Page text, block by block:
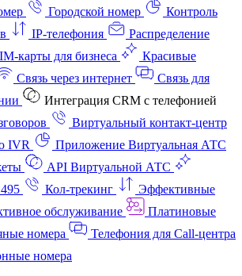
Городской номер
Контроль
IP-телефония
Распределение
карты для бизнеса
Красивые
Связь через интернет
Связь для
Интеграция CRM с телефонией
Виртуальный контакт‑центр
IVR
Приложение Виртуальная АТС
API Виртуальной АТС
Кол-трекинг
Эффективные
обслуживание
Платиновые
номера
Телефония для Call-центра
номера